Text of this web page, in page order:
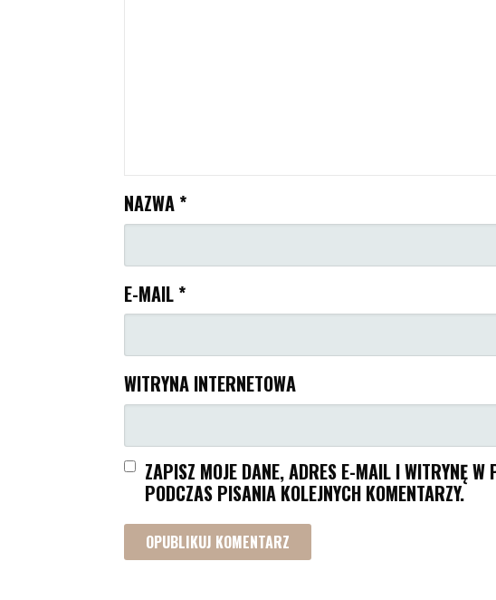
NAZWA *
E-MAIL *
WITRYNA INTERNETOWA
ZAPISZ MOJE DANE, ADRES E-MAIL I WITRYNĘ W
PODCZAS PISANIA KOLEJNYCH KOMENTARZY.